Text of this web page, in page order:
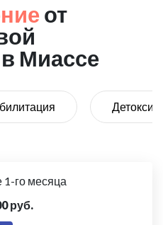
от
Миассе
1-го месяца
руб.